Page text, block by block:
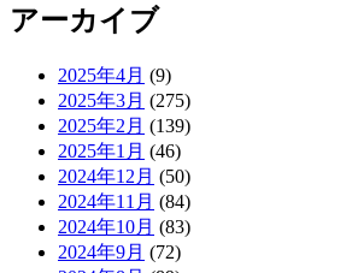
アーカイブ
2025年4月 (9)
2025年3月 (275)
2025年2月 (139)
2025年1月 (46)
2024年12月 (50)
2024年11月 (84)
2024年10月 (83)
2024年9月 (72)